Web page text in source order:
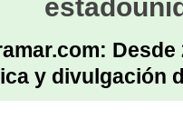
y divulgación